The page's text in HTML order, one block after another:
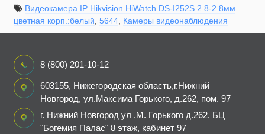
802.3af). Потребляемая мощность — не более 3.5 Вт.
Видеокамера IP Hikvision HiWatch DS-I252S 2.8-2.8мм
цветная корп.:белый 5644, Камеры видеонаблюдения
8 (800) 201-10-12
603155, Нижегородская область,г.Нижний
Новгород, ул.Максима Горького, д.262, пом. 97
г. Нижний Новгород ул .М. Горького д.262. БЦ
"Богемия Палас" 8 этаж, кабинет 97